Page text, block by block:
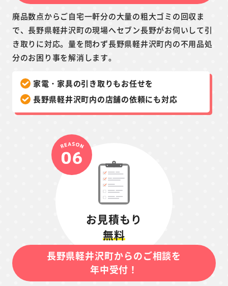
廃品数点からご自宅一軒分の大量の粗大ゴミの回収ま
で、長野県軽井沢町の現場へセブン長野がお伺いして引
き取りに対応。量を問わず長野県軽井沢町内の不用品処
分のお困り事を解消します。
家電・家具の引き取りもお任せを
長野県軽井沢町内の店舗の依頼にも対応
お見積もり
無料
長野県軽井沢町からのご相談を
年中受付！